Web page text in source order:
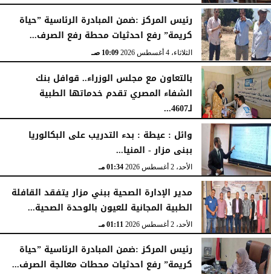
رئيس المركز :ضمن المبادرة الرئاسية ”حياة
كريمة” رفع احدثيات محطة رفع الصرف...
الثلاثاء، 4 أغسطس 2026 10:09 صـ
بالتعاون مع مجلس الوزراء.. قوافل بنك
الشفاء المصري تقدم خدماتها الطبية
لـ4607...
الإثنين، 3 أغسطس 2026
وائل : عيطة : بدء التدريب على البكالوريا
ببنى مزار - المنيا...
الأحد، 2 أغسطس 2026 01:34 مـ
مدير الإدارة الصحية ببني مزار يتفقد القافلة
الطبية المجانية للعيون بالوحدة الصحية...
الأحد، 2 أغسطس 2026 01:11 مـ
رئيس المركز :ضمن المبادرة الرئاسية ”حياة
كريمة” رفع احدثيات محطات معالجة الصرف...